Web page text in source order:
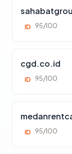
ID 95/100
cgd.co.id
ID 95/100
ID 95/100